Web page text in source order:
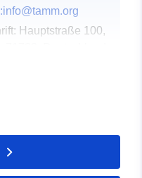
Hauptstraße 100,
auf data.europa.eu:
2026